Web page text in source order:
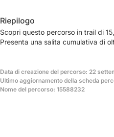
Riepilogo
Scopri questo percorso in trail di
Presenta una salita cumulativa di
Data di creazione del percorso: 22
Ultimo aggiornamento della scheda
Nome del percorso: 15588232